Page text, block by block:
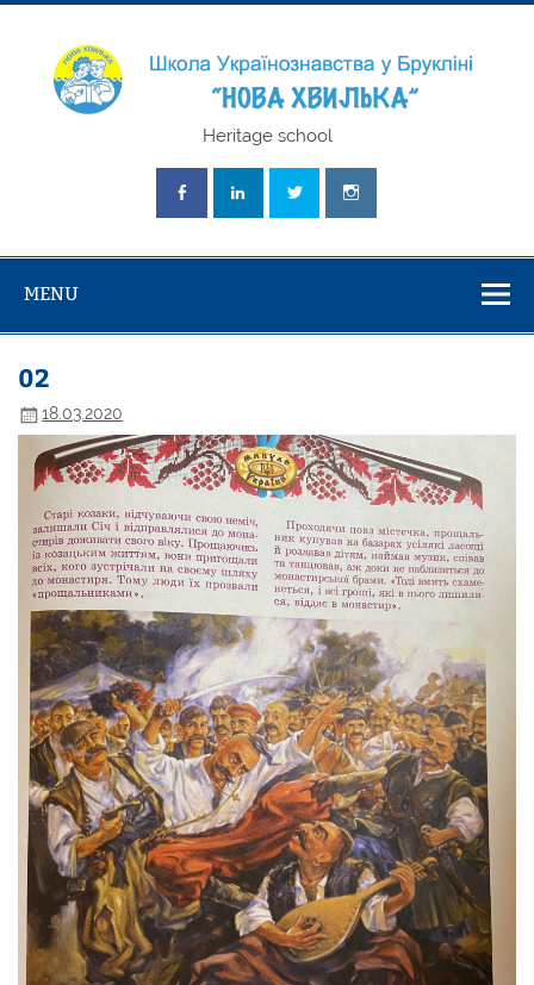
Skip
"Нова
Heritage school
MENU
02
18.03.2020